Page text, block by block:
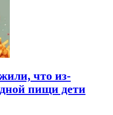
что из-
пищи дети